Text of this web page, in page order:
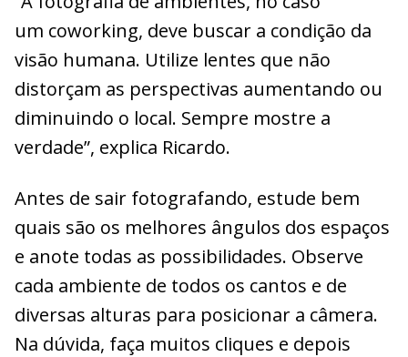
um coworking, deve buscar a condição da
visão humana. Utilize lentes que não
distorçam as perspectivas aumentando ou
diminuindo o local. Sempre mostre a
verdade”, explica Ricardo.
Antes de sair fotografando, estude bem
quais são os melhores ângulos dos espaços
e anote todas as possibilidades. Observe
cada ambiente de todos os cantos e de
diversas alturas para posicionar a câmera.
Na dúvida, faça muitos cliques e depois